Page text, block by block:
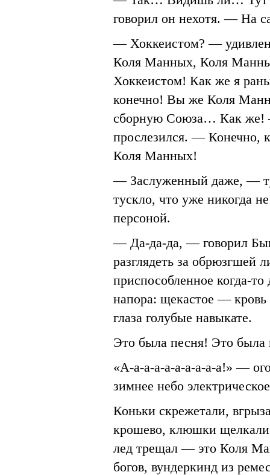
говорил он нехотя. — На
— Хоккеистом? —
Коля Манных, Коля
Хоккеистом! Как же я
конечно! Вы же Коля
сборную Союза… Как же!
прослезился. — Конечно,
Коля Манных!
— Заслуженный даже, —
тускло, что уже никогда
персоной.
— Да-да-да, — говорил
разглядеть за обрюзгшей
приспособленное когда-
напора: щекастое —
глаза голубые навыкате.
Это была песня! Это была
«А-а-а-а-а-а-а-а-а-а!» —
зимнее небо
Коньки скрежетали,
крошево, клюшки щелкали
лед трещал — это Коля
богов, вундеркинд из